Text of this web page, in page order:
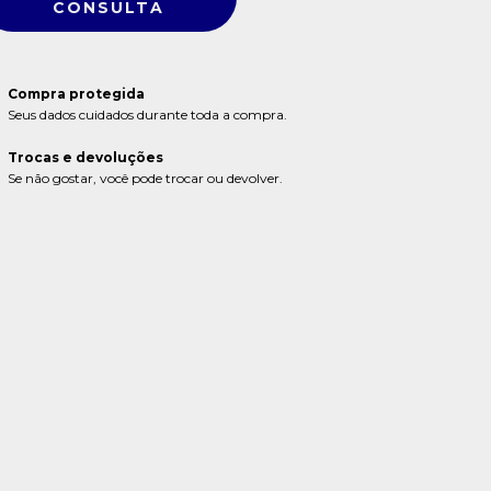
Compra protegida
Seus dados cuidados durante toda a compra.
Trocas e devoluções
Se não gostar, você pode trocar ou devolver.